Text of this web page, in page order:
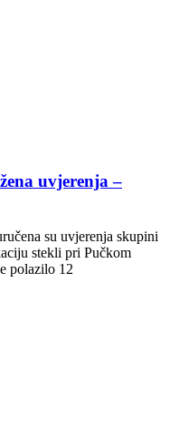
uvjerenja –
su uvjerenja skupini
stekli pri Pučkom
polazilo 12